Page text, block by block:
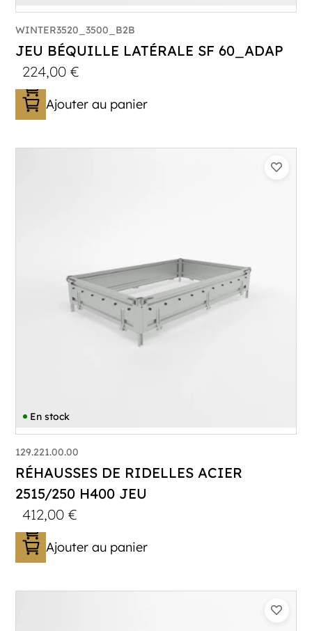
WINTER3520_3500_B2B
JEU BÉQUILLE LATÉRALE SF 60_ADAP
224,00€
Ajouter au panier
En stock
129.221.00.00
RÉHAUSSES DE RIDELLES ACIER
2515/250 H400 JEU
412,00€
Ajouter au panier